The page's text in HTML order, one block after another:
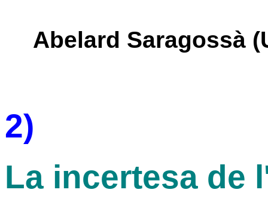
Abelard Saragossà
2)
La incertesa de